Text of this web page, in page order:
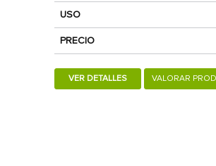
USO
PRECIO
VER DETALLES VALORAR